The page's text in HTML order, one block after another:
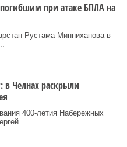
погибшим при атаке БПЛА на
Рустама Минниханова в
в Челнах раскрыли
400-летия Набережных
...